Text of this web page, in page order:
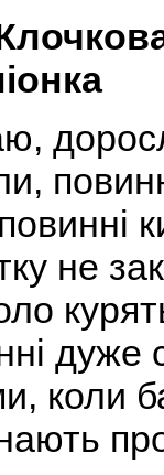
не
дуже
коли